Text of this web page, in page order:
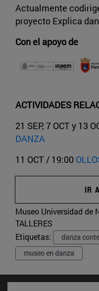
Actualmente
proyecto Explica
Con el apoyo de
ACTIVIDADES
21 SEP, 7 OCT y 13
DANZA
11 OCT / 19:00
IR
Museo Universidad de
TALLERES
Etiquetas:
danza
museo en danza